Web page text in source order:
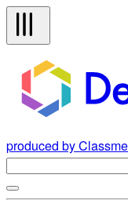
produced by